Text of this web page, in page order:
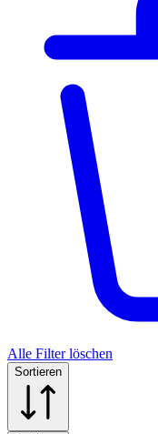
Alle Filter löschen
Sortieren